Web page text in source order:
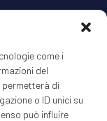
come i
del
permetterà di
o ID unici su
può influire